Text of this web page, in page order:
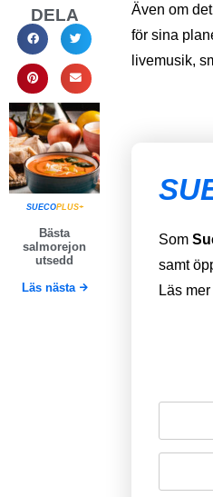
DELA
SUECOPLUS+
Bästa
salmorejon
utsedd
Läs nästa
Även om
för sina
livemusik,
Som
samt
Läs